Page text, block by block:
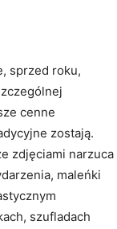
sprzed roku,
cenne
zostają.
zdjęciami narzuca
maleńki
szufladach